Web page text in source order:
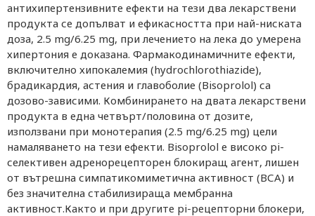
антихипертензивните ефекти на тези два лекарствени
продукта се допълват и ефикасността при най-ниската
доза, 2.5 mg/6.25 mg, при лечението на лека до умерена
хипертония е доказана. Фармакодинамичните ефекти,
включително хипокалемия (hydrochlorothiazide),
брадикардия, астения и главоболие (Bisoprolol) са
дозово-зависими. Комбинирането на двата лекарствени
продукта в една четвърт/половина от дозите,
използвани при монотерапия (2.5 mg/6.25 mg) цели
намаляването на тези ефекти. Bisoprolol е високо pi-
селективен адренорецепторен блокиращ агент, лишен
от вътрешна симпатикомиметична активност (ВСА) и
без значителна стабилизираща мембранна
активност.Както и при другите pi-рецепторни блокери,